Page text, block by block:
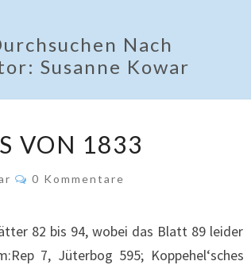
Nach
Susanne Kowar
VON 1833
Kommentare
0 Kommentare
82 bis 94, wobei das Blatt 89 leider
7, Jüterbog 595; Koppehel‘sches